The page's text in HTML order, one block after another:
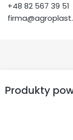
+48 82 567 39 51
Produkty